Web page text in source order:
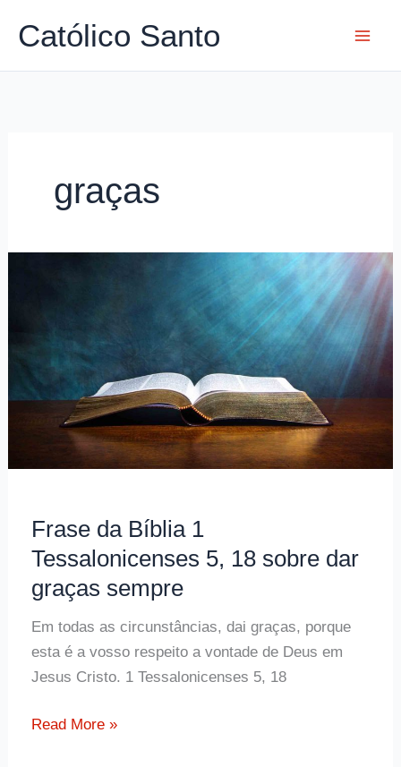
paraCatólico Santo
graças
Frase da Bíblia 1
Tessalonicenses 5, 18 sobre dar
graças sempre
Em todas as circunstâncias, dai graças, porque
esta é a vosso respeito a vontade de Deus em
Jesus Cristo. 1 Tessalonicenses 5, 18
Frase
Read More »